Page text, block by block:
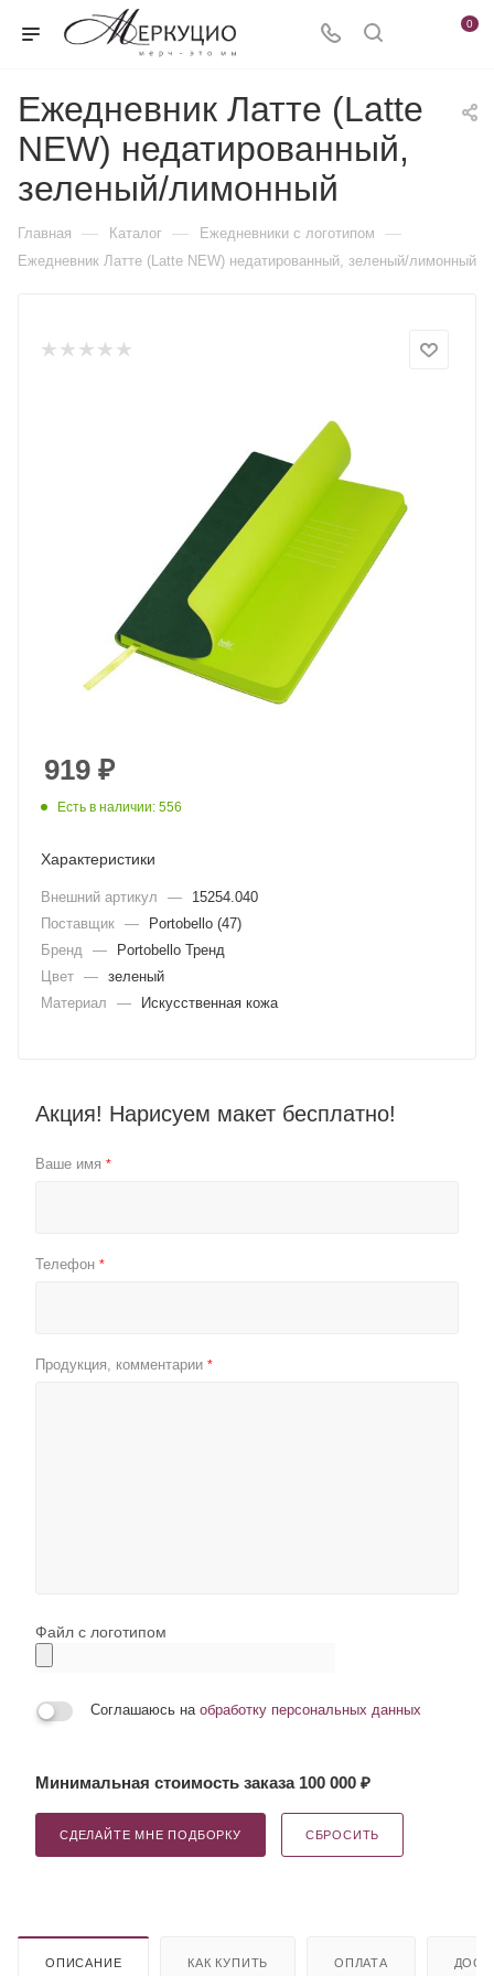
0
Ежедневник Латте (Latte
NEW) недатированный,
зеленый/лимонный
Главная — Каталог — Ежедневники c логотипом —
Ежедневник Латте (Latte NEW) недатированный, зеленый/лимонный
919 ₽
Есть в наличии: 556
Характеристики
Внешний артикул —
15254.040
Поставщик —
Portobello (47)
Бренд
—
Portobello Тренд
Цвет — зеленый
Материал
— Искусственная кожа
Акция! Нарисуем макет бесплатно!
Ваше имя *
Телефон *
Продукция, комментарии *
Файл с логотипом
Соглашаюсь на обработку персональных данных
Минимальная стоимость заказа 100 000 ₽
СДЕЛАЙТЕ МНЕ ПОДБОРКУ СБРОСИТЬ
ОПИСАНИЕ КАК КУПИТЬ ОПЛАТА